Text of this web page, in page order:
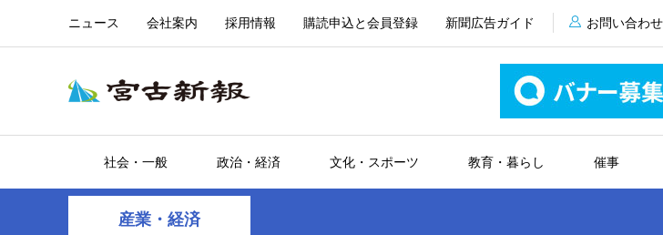
ニュース 会社案内 採用情報 購読申込と会員登録 新聞広告ガイド お問い合わせ
社会・一般 政治・経済 文化・スポーツ 教育・暮らし 催事
産業・経済